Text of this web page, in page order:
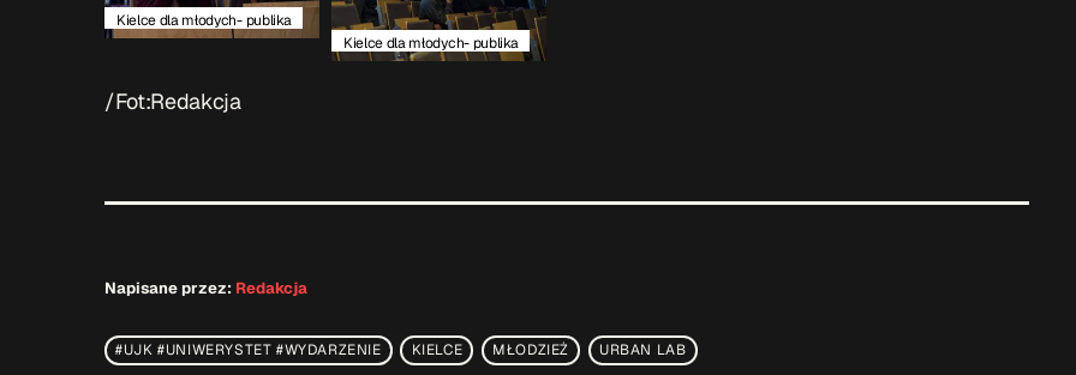
Kielce dla młodych- publika
Kielce dla młodych- publika
/Fot:Redakcja
Napisane przez: Redakcja
#UJK #UNIWERYSTET #WYDARZENIE KIELCE MŁODZIEŻ URBAN LAB